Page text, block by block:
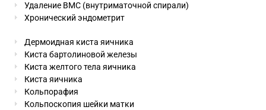
Удаление ВМС (внутриматочной спирали)
Хронический эндометрит
Дермоидная киста яичника
Киста бартолиновой железы
Киста желтого тела яичника
Киста яичника
Кольпорафия
Кольпоскопия шейки матки